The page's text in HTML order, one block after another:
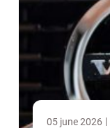
05 june 2026